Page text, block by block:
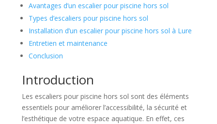
Avantages d’un escalier pour piscine hors sol
Types d’escaliers pour piscine hors sol
Installation d’un escalier pour piscine hors sol à Lure
Entretien et maintenance
Conclusion
Introduction
Les escaliers pour piscine hors sol sont des éléments
essentiels pour améliorer l’accessibilité, la sécurité et
l’esthétique de votre espace aquatique. En effet, ces